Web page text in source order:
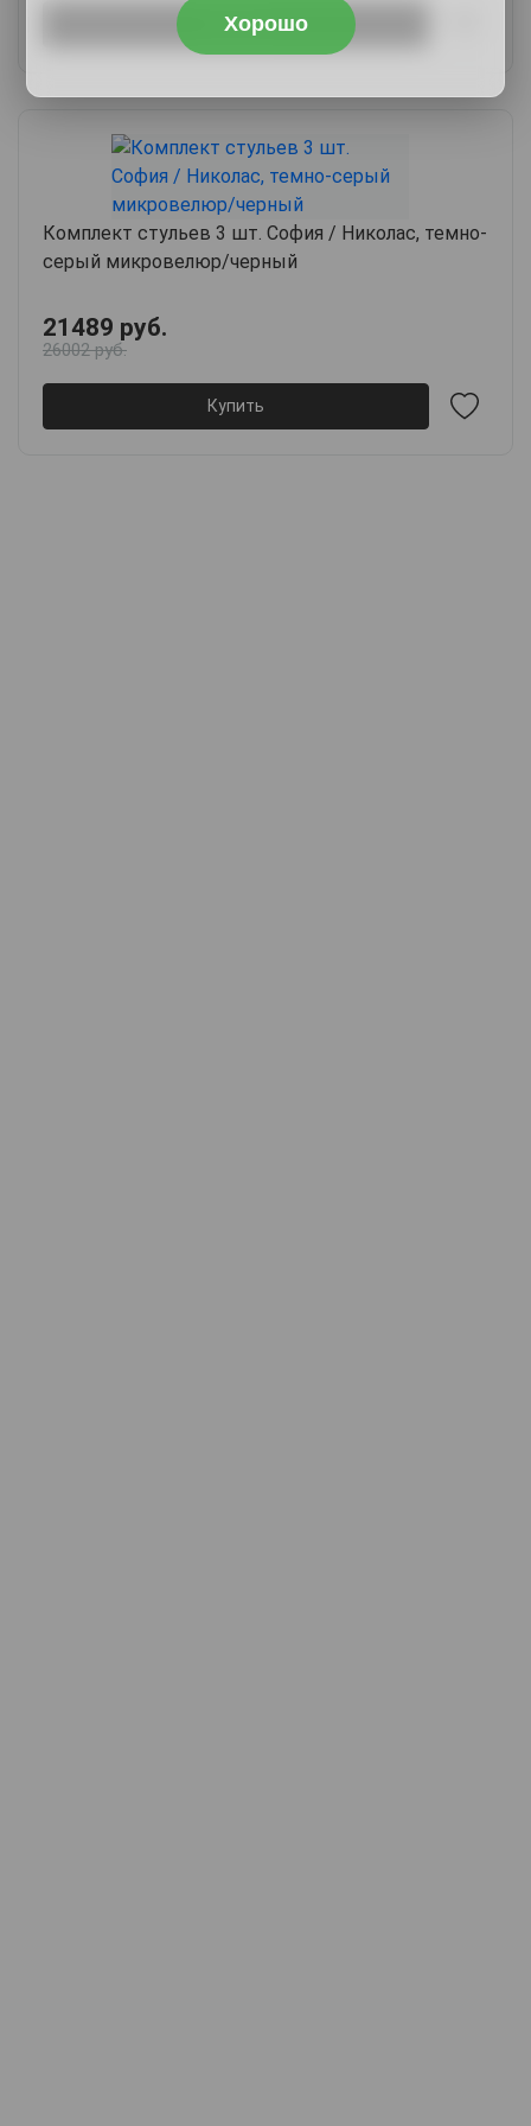
Купить
Комплект стульев 3 шт. София / Николас, темно-
серый микровелюр/черный
21489 руб.
26002 руб.
Купить
Хорошо